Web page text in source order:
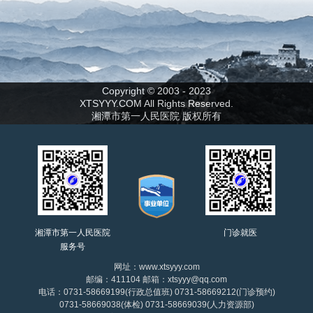
Copyright © 2003 - 2023
XTSYYY.COM All Rights Reserved.
湘潭市第一人民医院 版权所有
湘潭市第一人民医院
服务号
门诊就医
网址：www.xtsyyy.com
邮编：411104 邮箱：xtsyyy@qq.com
电话：0731-58669199(行政总值班) 0731-58669212(门诊预约)
0731-58669038(体检) 0731-58669039(人力资源部)